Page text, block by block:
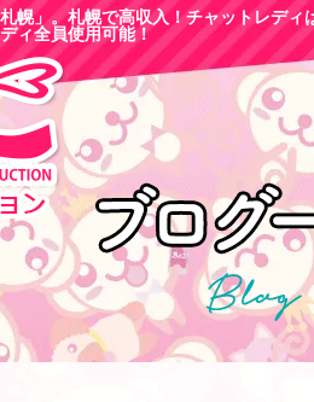
幌」。札幌で高収入！チャットレディ
ィ全員使用可能！